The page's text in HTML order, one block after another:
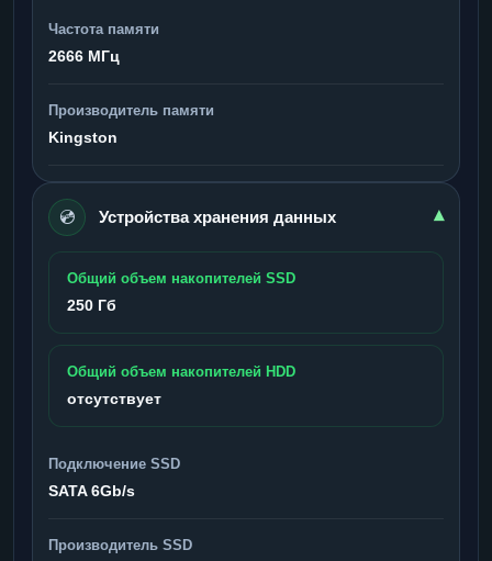
Частота памяти
2666 МГц
Производитель памяти
Kingston
💿 Устройства хранения данных ▾
Общий объем накопителей SSD
250 Гб
Общий объем накопителей HDD
отсутствует
Подключение SSD
SATA 6Gb/s
Производитель SSD